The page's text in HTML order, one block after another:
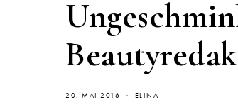
20. MAI 2016 ELINA